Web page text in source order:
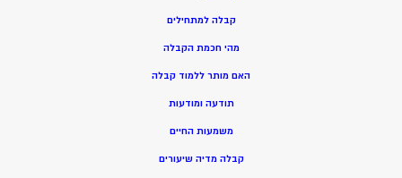
קבלה למתחילים
מהי חכמת הקבלה
האם מותר ללמוד קבלה
תודעה ומודעות
משמעות החיים
קבלה מדיה שיעורים